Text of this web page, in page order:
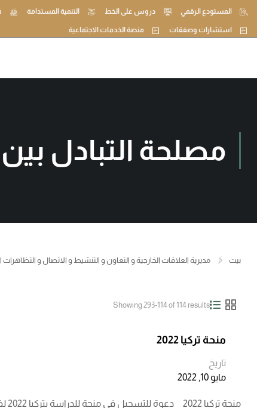
المستودع الرقمي دروس على الخط التنمية المستدامة
استشارات وصفقات منصة الخدمات الاجتماعية
مصلحة التبادل
بيت مديرية العلاقات الخارجية و التعاون و التنشيط و الاتصال و التظاهرات
Showing 293-114 of 114 results
منحة تركيا 2022
تاريخ
مايو 10, 2022